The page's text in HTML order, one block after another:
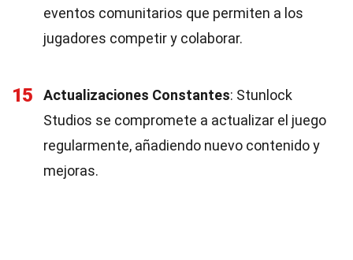
eventos comunitarios que permiten a los
jugadores competir y colaborar.
15 Actualizaciones Constantes: Stunlock
Studios se compromete a actualizar el juego
regularmente, añadiendo nuevo contenido y
mejoras.